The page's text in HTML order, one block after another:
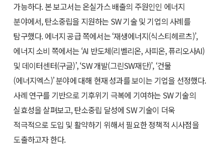
가능하다. 본 보고서는 온실가스 배출의 주원인인 에너지
분야에서, 탄소중립을 지원하는 SW 기술 및 기업의 사례를
탐구했다. 에너지 공급 쪽에서는 ‘재생에너지(식스티헤르츠)’,
에너지 소비 쪽에서는 ‘AI 반도체(리벨리온, 사피온, 퓨리오사AI)
및 데이터센터(구글)’, ‘SW 개발(그린SW재단)’, ‘건물
(에너지엑스)’ 분야에 대해 현재 성과를 보이는 기업을 선정했다.
사례 연구를 기반으로 기후위기 극복에 기여하는 SW 기술의
실효성을 살펴보고, 탄소중립 달성에 SW 기술이 더욱
적극적으로 도입 및 활약하기 위해서 필요한 정책적 시사점을
도출하고자 한다.